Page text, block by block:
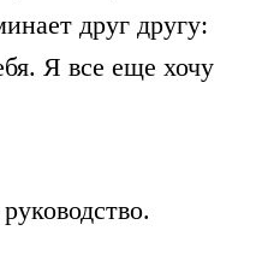
друг другу:
Я все еще хочу